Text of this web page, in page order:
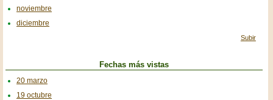
noviembre
diciembre
Subir
Fechas más vistas
20 marzo
19 octubre